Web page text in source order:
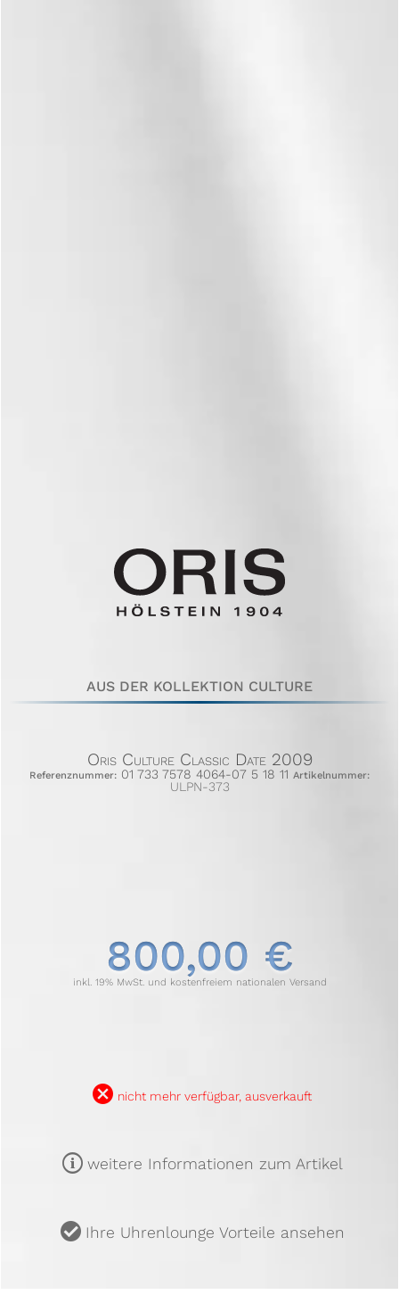
AUS DER KOLLEKTION CULTURE
Oris Culture Classic Date 2009
Referenznummer: 01 733 7578 4064-07 5 18 11 Artikelnummer:
ULPN-373
800,00 €
inkl. 19% MwSt. und kostenfreiem nationalen Versand
B nicht mehr verfügbar, ausverkauft
m weitere Informationen zum Artikel
u Ihre Uhrenlounge Vorteile ansehen